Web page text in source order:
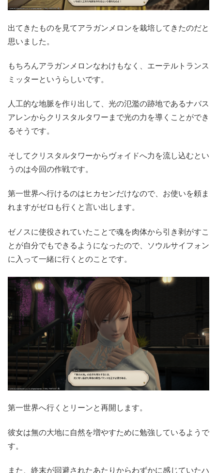
出てきたものを見てアラガンメロンを栽培してきたのだと
思いました。
もちろんアラガンメロンなわけもなく、エーテルトランス
ミッターというらしいです。
人工的な地脈を作り出して、光の氾濫の跡地であるナバス
アレンからクリスタルタワーまで光の力を導くことができ
るそうです。
そしてクリスタルタワーからヴォイドへ力を流し込むとい
うのは今回の作戦です。
第一世界へ行けるのはヒカセンだけなので、お使いを頼ま
れますがゼロも行くと言い出します。
ゼノスに使役されていたことで魂を肉体から引き剥がすこ
とが自分でもできるようになったので、ソウルサイフォン
に入って一緒に行くとのことです。
第一世界へ行くとリーンと再開します。
彼女は無の大地に自然を増やすために勉強しているようで
す。
また、終末が回避されたあたりからわずかに感じていたハ